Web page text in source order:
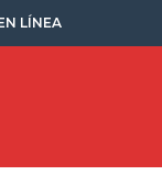
LÍNEA